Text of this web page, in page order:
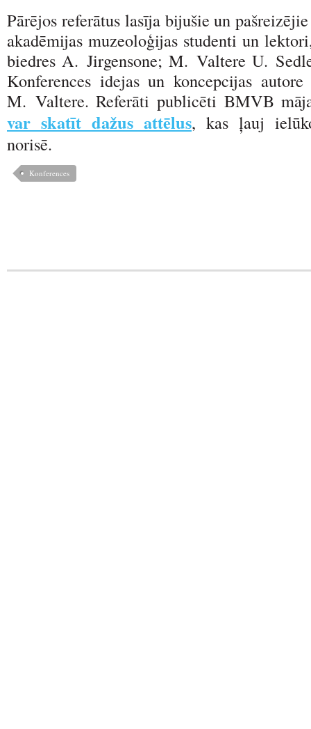
Pārējos referātus lasīja bijušie un
akadēmijas muzeoloģijas studenti un
biedres A. Jirgensone; M. Valtere U.
Konferences idejas un koncepcijas
M. Valtere. Referāti publicēti BMVB
var skatīt dažus attēlus, kas ļauj
norisē.
Konferences